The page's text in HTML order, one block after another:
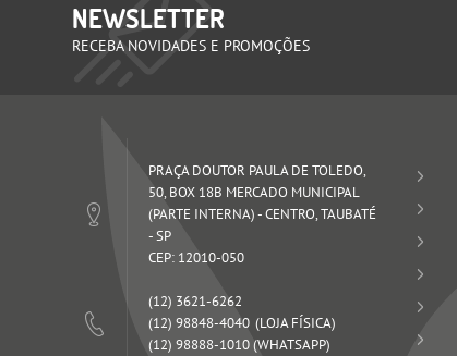
NEWSLETTER
RECEBA NOVIDADES E PROMOÇÕES
PRAÇA DOUTOR PAULA DE TOLEDO,
50, BOX 18B MERCADO MUNICIPAL
(PARTE INTERNA)-CENTRO, TAUBATÉ
-SP
CEP: 12010-050
(12) 3621-6262
(12) 98848-4040
(12) 98888-1010(WHATSAPP)